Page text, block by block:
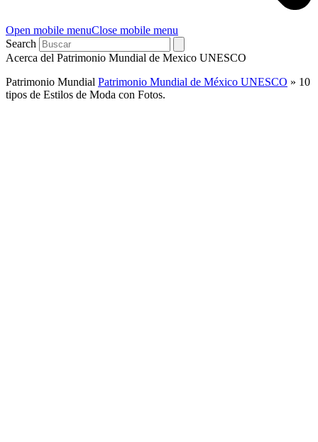
Open mobile menuClose mobile menu
Search
Acerca del Patrimonio Mundial de Mexico UNESCO
Patrimonio Mundial Patrimonio Mundial de México UNESCO » 10
tipos de Estilos de Moda con Fotos.